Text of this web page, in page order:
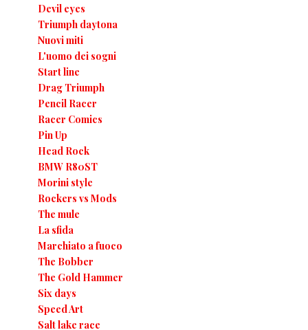
Devil eyes
Triumph daytona
Nuovi miti
L'uomo dei sogni
Start line
Drag Triumph
Pencil Racer
Racer Comics
Pin Up
Head Rock
BMW R80ST
Morini style
Rockers vs Mods
The mule
La sfida
Marchiato a fuoco
The Bobber
The Gold Hammer
Six days
Speed Art
Salt lake race